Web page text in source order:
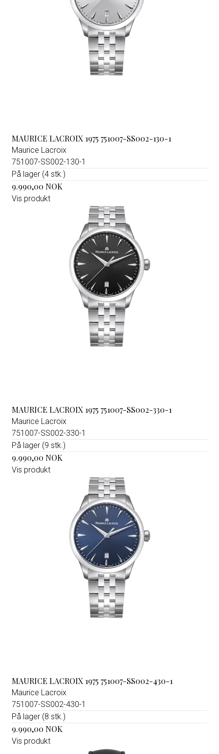
MAURICE LACROIX 1975 751007-SS002-130-1
Maurice Lacroix
751007-SS002-130-1
På lager (4 stk.)
9.990,00 NOK
Vis produkt
MAURICE LACROIX 1975 751007-SS002-330-1
Maurice Lacroix
751007-SS002-330-1
På lager (9 stk.)
9.990,00 NOK
Vis produkt
MAURICE LACROIX 1975 751007-SS002-430-1
Maurice Lacroix
751007-SS002-430-1
På lager (8 stk.)
9.990,00 NOK
Vis produkt